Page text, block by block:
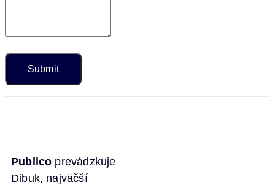
Publico prevádzkuje
Dibuk, najväčší